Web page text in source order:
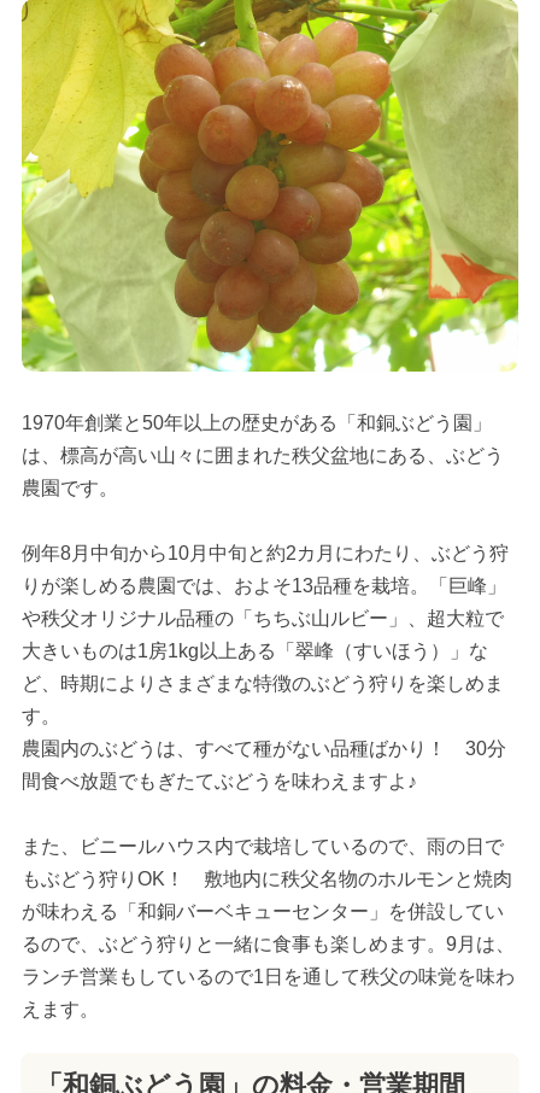
1970年創業と50年以上の歴史がある「和銅ぶどう園」
は、標高が高い山々に囲まれた秩父盆地にある、ぶどう
農園です。
例年8月中旬から10月中旬と約2カ月にわたり、ぶどう狩
りが楽しめる農園では、およそ13品種を栽培。「巨峰」
や秩父オリジナル品種の「ちちぶ山ルビー」、超大粒で
大きいものは1房1kg以上ある「翠峰（すいほう）」な
ど、時期によりさまざまな特徴のぶどう狩りを楽しめま
す。
農園内のぶどうは、すべて種がない品種ばかり！ 30分
間食べ放題でもぎたてぶどうを味わえますよ♪
また、ビニールハウス内で栽培しているので、雨の日で
もぶどう狩りOK！ 敷地内に秩父名物のホルモンと焼肉
が味わえる「和銅バーベキューセンター」を併設してい
るので、ぶどう狩りと一緒に食事も楽しめます。9月は、
ランチ営業もしているので1日を通して秩父の味覚を味わ
えます。
「和銅ぶどう園」の料金・営業期間